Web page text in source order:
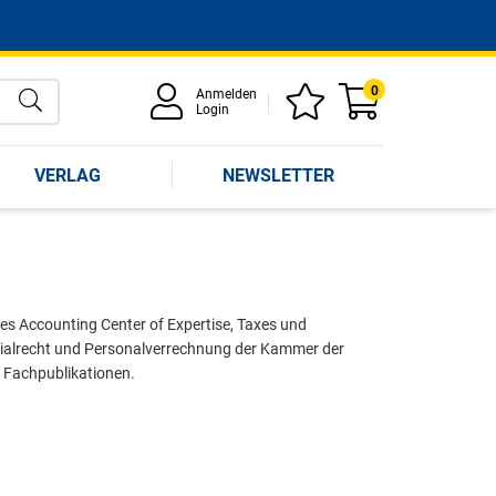
Anmelden
Login
0
VERLAG NEWSLETTER
Accounting Center of Expertise, Taxes und
und Personalverrechnung der Kammer der